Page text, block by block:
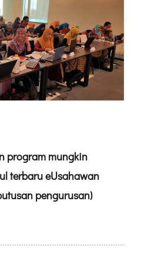
program mungkin
terbaru eUsahawan
pengurusan)